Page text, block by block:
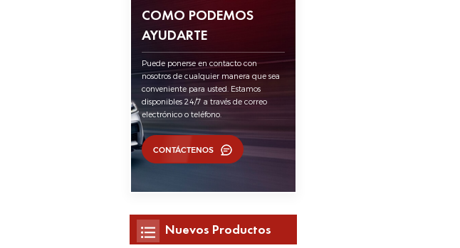
COMO PODEMOS
AYUDARTE
Puede ponerse en contacto con
nosotros de cualquier manera que sea
conveniente para usted. Estamos
disponibles 24/7 a través de correo
electrónico o teléfono.
CONTÁCTENOS
Nuevos Productos